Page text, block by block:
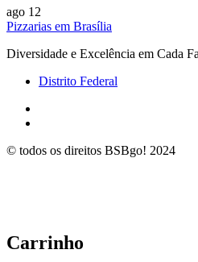
ago 12
Pizzarias em Brasília
Diversidade e Excelência em Cada
Distrito Federal
© todos os direitos BSBgo! 2024
Carrinho